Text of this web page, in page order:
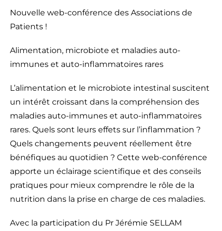
Nouvelle web-conférence des Associations de
Patients !
Alimentation, microbiote et maladies auto-
immunes et auto-inflammatoires rares
L’alimentation et le microbiote intestinal suscitent
un intérêt croissant dans la compréhension des
maladies auto-immunes et auto-inflammatoires
rares. Quels sont leurs effets sur l’inflammation ?
Quels changements peuvent réellement être
bénéfiques au quotidien ? Cette web-conférence
apporte un éclairage scientifique et des conseils
pratiques pour mieux comprendre le rôle de la
nutrition dans la prise en charge de ces maladies.
Avec la participation du Pr Jérémie SELLAM